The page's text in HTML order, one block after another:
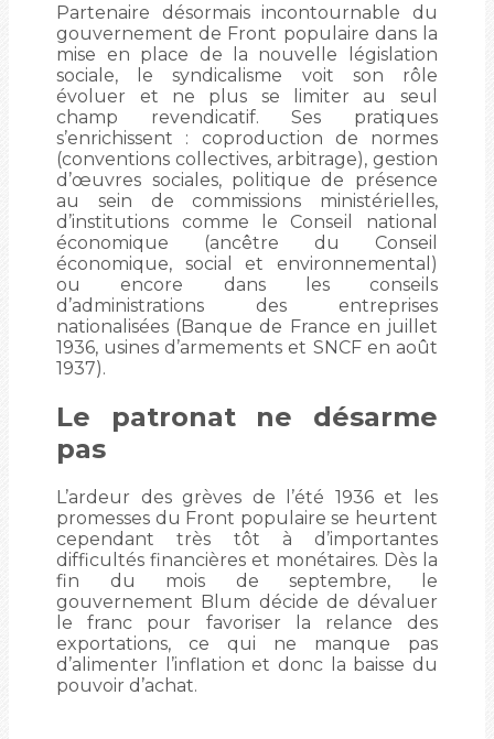
Partenaire désormais incontournable du
gouvernement de Front populaire dans la
mise en place de la nouvelle législation
sociale, le syndicalisme voit son rôle
évoluer et ne plus se limiter au seul
champ revendicatif. Ses pratiques
s’enrichissent : coproduction de normes
(conventions collectives, arbitrage), gestion
d’œuvres sociales, politique de présence
au sein de commissions ministérielles,
d’institutions comme le Conseil national
économique (ancêtre du Conseil
économique, social et environnemental)
ou encore dans les conseils
d’administrations des entreprises
nationalisées (Banque de France en juillet
1936, usines d’armements et SNCF en août
1937).
Le patronat ne désarme
pas
L’ardeur des grèves de l’été 1936 et les
promesses du Front populaire se heurtent
cependant très tôt à d’importantes
difficultés financières et monétaires. Dès la
fin du mois de septembre, le
gouvernement Blum décide de dévaluer
le franc pour favoriser la relance des
exportations, ce qui ne manque pas
d’alimenter l’inflation et donc la baisse du
pouvoir d’achat.